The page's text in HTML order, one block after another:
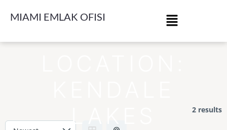
MIAMI EMLAK OFISI
LAKES
2 results